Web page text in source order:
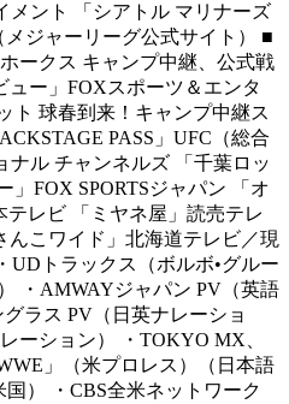
メント 「シアトル マリナーズ
ジャーリーグ公式サイト） ■
ークス キャンプ中継、公式戦
ュー」FOXスポーツ＆エンタ
ト 球春到来！キャンプ中継ス
PASS」UFC（総合
ル チャンネルズ 「千葉ロッ
」FOX SPORTSジャパン 「オ
レビ 「ミヤネ屋」読売テレ
んこワイド」北海道テレビ／現
UDトラックス（ボルボ•グルー
・AMWAYジャパン PV（英語
ラス PV（日英ナレーショ
ーション） ・TOKYO MX、
」（米プロレス）（日本語
） ・CBS全米ネットワーク